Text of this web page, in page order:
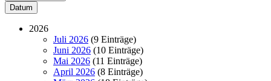
Datum
2026
Juli 2026 (9 Einträge)
Juni 2026 (10 Einträge)
Mai 2026 (11 Einträge)
April 2026 (8 Einträge)